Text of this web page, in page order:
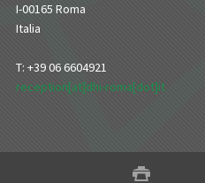
I-00165 Roma
Italia
T: +39 06 6604921
reception[at]dhi-roma[dot]it